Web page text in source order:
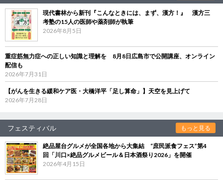
現代書林から新刊『こんなときには、まず、漢方！』 漢方三
考塾の15人の医師や薬剤師が執筆
2026年8月5日
重症筋無力症への正しい知識と理解を 8月8日広島市で公開講座、オンライン
配信も
2026年7月31日
【がんを生きる緩和ケア医・大橋洋平「足し算命」】天空を見上げて
2026年7月28日
フェスティバル もっと見る
絶品屋台グルメが全国各地から大集結 “庶民派食フェス”第4
回「川口×絶品グルメビール＆日本酒祭り2026」を開催
2026年4月15日